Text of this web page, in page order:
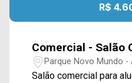
R$
Comercial - Salão
Parque Novo Mundo -
Salão comercial para